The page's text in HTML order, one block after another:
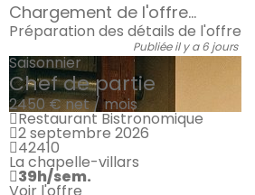
Chargement de l'offre...
Préparation des détails de l'offre
Publiée il y a 6 jours
Saisonnier
Chef de partie
2450 €net / mois
Restaurant Bistronomique
2 septembre 2026
42410
La chapelle-villars
39h/sem.